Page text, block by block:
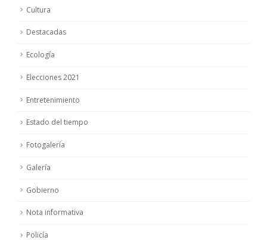
Cultura
Destacadas
Ecología
Elecciones 2021
Entretenimiento
Estado del tiempo
Fotogalería
Galería
Gobierno
Nota informativa
Policía